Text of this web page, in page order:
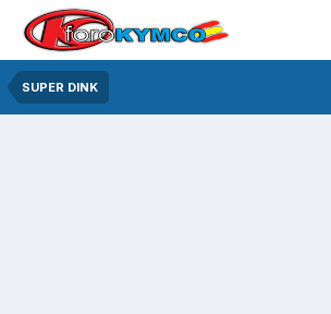
SUPER DINK